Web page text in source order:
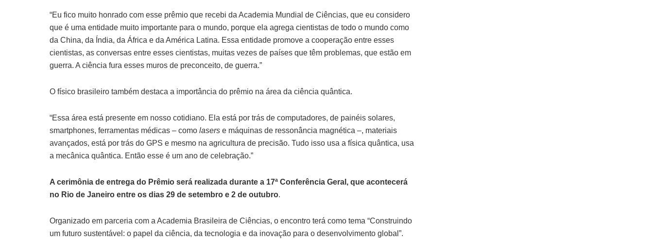
“Eu fico muito honrado com esse prêmio que recebi da Academia Mundial de Ciências, que eu considero
que é uma entidade muito importante para o mundo, porque ela agrega cientistas de todo o mundo como
da China, da Índia, da África e da América Latina. Essa entidade promove a cooperação entre esses
cientistas, as conversas entre esses cientistas, muitas vezes de países que têm problemas, que estão em
guerra. A ciência fura esses muros de preconceito, de guerra.”
O físico brasileiro também destaca a importância do prêmio na área da ciência quântica.
“Essa área está presente em nosso cotidiano. Ela está por trás de computadores, de painéis solares,
smartphones, ferramentas médicas – como lasers e máquinas de ressonância magnética –, materiais
avançados, está por trás do GPS e mesmo na agricultura de precisão. Tudo isso usa a física quântica, usa
a mecânica quântica. Então esse é um ano de celebração.”
A cerimônia de entrega do Prêmio será realizada durante a 17ª Conferência Geral, que acontecerá
no Rio de Janeiro entre os dias 29 de setembro e 2 de outubro.
Organizado em parceria com a Academia Brasileira de Ciências, o encontro terá como tema “Construindo
um futuro sustentável: o papel da ciência, da tecnologia e da inovação para o desenvolvimento global”.